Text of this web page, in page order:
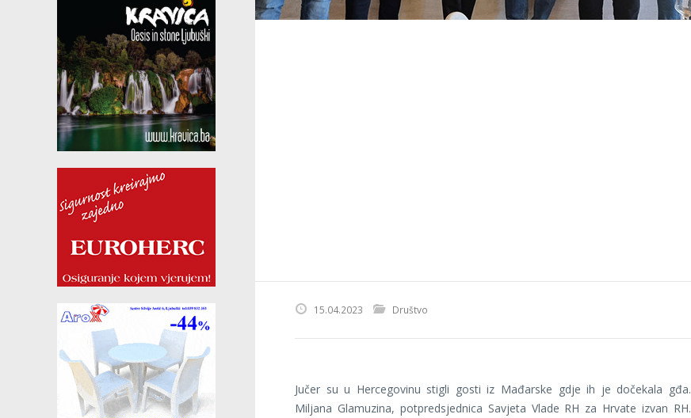
15.04.2023 Društvo
Jučer su u Hercegovinu stigli gosti iz Mađarske gdje ih je dočekala gđa.
Miljana Glamuzina, potpredsjednica Savjeta Vlade RH za Hrvate izvan RH.